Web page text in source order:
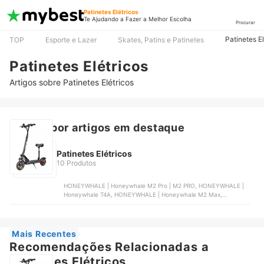
Patinetes Elétricos
Te Ajudando a Fazer a Melhor Escolha
Procurar
TOP Esporte e Lazer Skates, Patins e Patinetes Patinetes
Patinetes Elétricos
Artigos sobre Patinetes Elétricos
Buscar por artigos em destaque
Patinetes Elétricos
10 Produtos
HONEYWHALE | Honeywhale M2 Pro | ‎M2 PRO, HONEYWHALE |
Honeywhale T4A, HONEYWHALE | Honeywhale M2 Max,
Mais Recentes
Recomendações Relacionadas a